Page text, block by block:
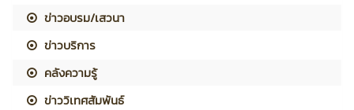
ข่าวอบรม/เสวนา
ข่าวบริการ
คลังความรู้
ข่าววิเทศสัมพันธ์